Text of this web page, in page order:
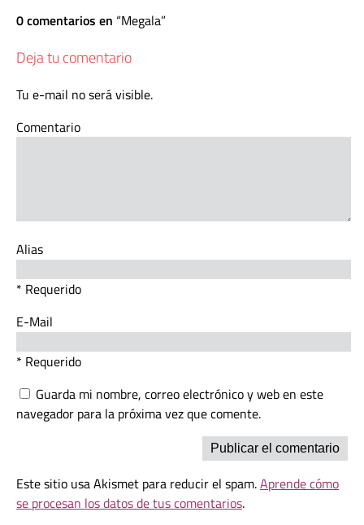
0 comentarios en Megala
Deja tu comentario
Tu e-mail no será visible.
Comentario
Alias
* Requerido
E-Mail
* Requerido
Guarda mi nombre, correo electrónico y web en este
navegador para la próxima vez que comente.
Este sitio usa Akismet para reducir el spam.Aprende cómo
se procesan los datos de tus comentarios.